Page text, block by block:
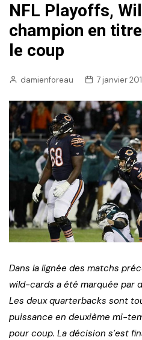
NFL Playoffs,
champion en
le coup
damienforeau 7 janvier
Dans la lignée des matchs
wild-cards a été marquée par
Les deux quarterbacks sont
puissance en deuxième mi-
pour coup. La décision s’est